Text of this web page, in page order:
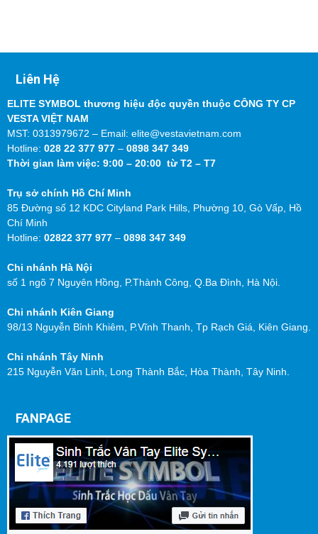
Liên Hệ
ELITE SYMBOL thương hiệu độc quyền thuộc CÔNG TY CP
VESTA VIỆT NAM
MST: 0313979672 – Email: elite@vestavietnam.com
Hotline: 028 22 377 977 – 0898 347 349
Thời gian làm việc: 9:00 – 20:00 từ T2 – T7
Trụ sở chính Hồ Chí Minh
85 Đường số 12 KDC Cityland Park Hills, Phường 10, Gò Vấp, Hồ
Chí Minh
Hotline: 02822 377 977 – 0898 347 349
Chi nhánh Hà Nội
số 1 ngõ 7 Nguyên Hồng, P.Thành Công, Q.Ba Đình, Hà Nội.
Chi nhánh Kiên Giang
98/13 Nguyễn Bỉnh Khiêm, P.Vĩnh Thanh, Tp Rạch Giá, Kiên Giang.
Chi nhánh Tây Ninh
215 Nguyễn Văn Linh, Long Thành Bắc, Hòa Thành, Tây Ninh.
FANPAGE